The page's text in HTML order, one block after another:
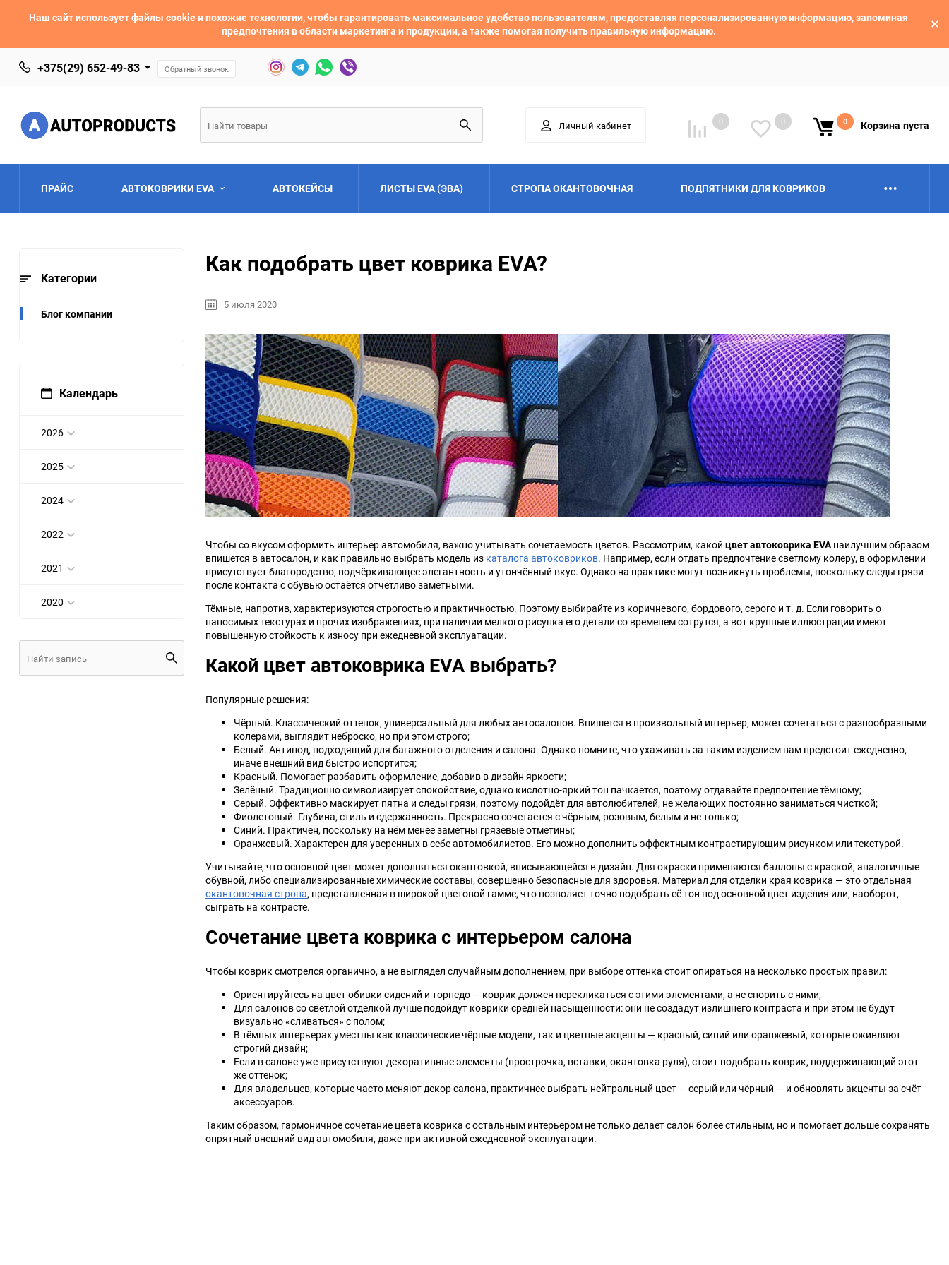
Наш сайт использует файлы cookie и похожие технологии, чтобы гарантировать максимальное удобство пользователям, предоставляя персонализированную информацию, запоминая
предпочтения в области маркетинга и продукции, а также помогая получить правильную информацию.
+375(29) 652-49-83 Обратный звонок
Личный кабинет 0 0 0 Корзина пуста
ПРАЙС
Asia Aston Martin Audi Austin
Bentley BMW
Cadillac Chana ChangFeng Changan Changhe
Chevrolet Chrysler Citroen DKW DS
Dacia Dadi Daewoo Daihatsu Daimler
De Tomaso DeLorean Delage Derways Dodge
Doninvest Eagle Excalibur FAW FSO
Ford Foton GAC GMC
Genesis Geo Great Wall Hafei Haima
Haval Hawtai
Hyundai Infiniti Iran Khodro Isuzu JAC
JMC Jaguar Jinbei
MG MINI Mahindra Maruti
Mercedes-Benz McLaren Mercury
Mitsubishi Mitsuoka Morgan Nissan Oldsmobile
Packard Peugeot
Proton Ravon Renault Renault Samsung Rolls-Royce
SEAT Saab Saturn Scion Shanghai Maple
Skoda Smart SsangYong
TATA Talbot Tatra Tesla Tianma
Toyota Trabant Triumph Vauxhall
Wanderer Willys Xin Kai ZX
ЗИЛ ЗиС ЛуАЗ
АВТОКОВРИКИ EVA АВТОКЕЙСЫ ЛИСТЫ EVA (ЭВА) СТРОПА ОКАНТОВОЧНАЯ ПОДПЯТНИКИ ДЛЯ КОВРИКОВ
Категории
Блог компании
Календарь
2026
2025
2024
2022
2021
2020
Как подобрать цвет коврика EVA?
5 июля 2020
Чтобы со вкусом оформить интерьер автомобиля, важно учитывать сочетаемость цветов. Рассмотрим, какой цвет автоковрика EVAнаилучшим образом
впишется в автосалон, и как правильно выбрать модель из каталога автоковриков. Например, если отдать предпочтение светлому колеру, в оформлении
присутствует благородство, подчёркивающее элегантность и утончённый вкус. Однако на практике могут возникнуть проблемы, поскольку следы грязи
после контакта с обувью остаётся отчётливо заметными.
Тёмные, напротив, характеризуются строгостью и практичностью. Поэтому выбирайте из коричневого, бордового, серого и т. д. Если говорить о
наносимых текстурах и прочих изображениях, при наличии мелкого рисунка его детали со временем сотрутся, а вот крупные иллюстрации имеют
повышенную стойкость к износу при ежедневной эксплуатации.
Какой цвет автоковрика EVA выбрать?
Популярные решения:
Чёрный. Классический оттенок, универсальный для любых автосалонов. Впишется в произвольный интерьер, может сочетаться с разнообразными
колерами, выглядит неброско, но при этом строго;
Белый. Антипод, подходящий для багажного отделения и салона. Однако помните, что ухаживать за таким изделием вам предстоит ежедневно,
иначе внешний вид быстро испортится;
Красный. Помогает разбавить оформление, добавив в дизайн яркости;
Зелёный. Традиционно символизирует спокойствие, однако кислотно-яркий тон пачкается, поэтому отдавайте предпочтение тёмному;
Серый. Эффективно маскирует пятна и следы грязи, поэтому подойдёт для автолюбителей, не желающих постоянно заниматься чисткой;
Фиолетовый. Глубина, стиль и сдержанность. Прекрасно сочетается с чёрным, розовым, белым и не только;
Синий. Практичен, поскольку на нём менее заметны грязевые отметины;
Оранжевый. Характерен для уверенных в себе автомобилистов. Его можно дополнить эффектным контрастирующим рисунком или текстурой.
Учитывайте, что основной цвет может дополняться окантовкой, вписывающейся в дизайн. Для окраски применяются баллоны с краской, аналогичные
обувной, либо специализированные химические составы, совершенно безопасные для здоровья. Материал для отделки края коврика — это отдельная
окантовочная стропа, представленная в широкой цветовой гамме, что позволяет точно подобрать её тон под основной цвет изделия или, наоборот,
сыграть на контрасте.
Сочетание цвета коврика с интерьером салона
Чтобы коврик смотрелся органично, а не выглядел случайным дополнением, при выборе оттенка стоит опираться на несколько простых правил:
Ориентируйтесь на цвет обивки сидений и торпедо — коврик должен перекликаться с этими элементами, а не спорить с ними;
Для салонов со светлой отделкой лучше подойдут коврики средней насыщенности: они не создадут излишнего контраста и при этом не будут
визуально «сливаться» с полом;
В тёмных интерьерах уместны как классические чёрные модели, так и цветные акценты — красный, синий или оранжевый, которые оживляют
строгий дизайн;
Если в салоне уже присутствуют декоративные элементы (прострочка, вставки, окантовка руля), стоит подобрать коврик, поддерживающий этот
же оттенок;
Для владельцев, которые часто меняют декор салона, практичнее выбрать нейтральный цвет — серый или чёрный — и обновлять акценты за счёт
аксессуаров.
Таким образом, гармоничное сочетание цвета коврика с остальным интерьером не только делает салон более стильным, но и помогает дольше сохранять
опрятный внешний вид автомобиля, даже при активной ежедневной эксплуатации.